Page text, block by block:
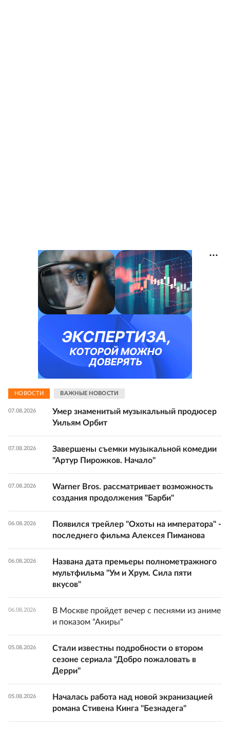
НОВОСТИ ВАЖНЫЕ НОВОСТИ
07.08.2026
Умер знаменитый музыкальный продюсер
Уильям Орбит
07.08.2026
Завершены съемки музыкальной комедии
"Артур Пирожков. Начало"
07.08.2026
Warner Bros. рассматривает возможность
создания продолжения "Барби"
06.08.2026
Появился трейлер "Охоты на императора" -
последнего фильма Алексея Пиманова
06.08.2026
Названа дата премьеры полнометражного
мультфильма "Ум и Хрум. Сила пяти
вкусов"
06.08.2026
В Москве пройдет вечер с песнями из аниме
и показом "Акиры"
05.08.2026
Стали известны подробности о втором
сезоне сериала "Добро пожаловать в
Дерри"
05.08.2026
Началась работа над новой экранизацией
романа Стивена Кинга "Безнадега"